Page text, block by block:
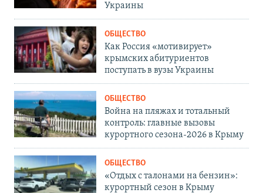
Украины
ОБЩЕСТВО
Как Россия «мотивирует»
крымских абитуриентов
поступать в вузы Украины
ОБЩЕСТВО
Война на пляжах и тотальный
контроль: главные вызовы
курортного сезона-2026 в Крыму
ОБЩЕСТВО
«Отдых с талонами на бензин»:
курортный сезон в Крыму